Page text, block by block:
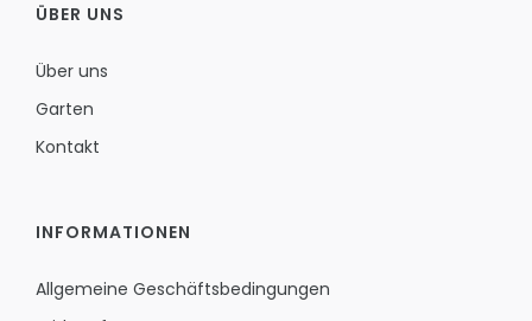
ÜBER UNS
Über uns
Garten
Kontakt
INFORMATIONEN
Allgemeine Geschäftsbedingungen